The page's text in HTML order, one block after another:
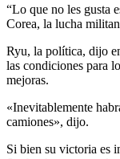
“Lo que no les gusta
Corea, la lucha
Ryu, la política, dijo
las condiciones para
mejoras.
«Inevitablemente
camiones», dijo.
Si bien su victoria es